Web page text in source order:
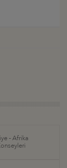
- Afrika